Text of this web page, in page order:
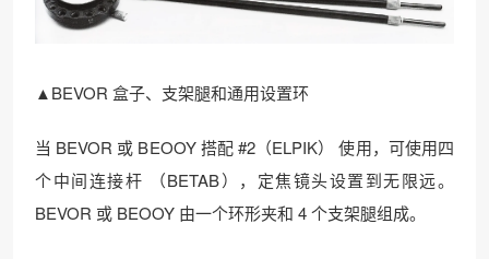
▲BEVOR 盒子、支架腿和通用设置环
当 BEVOR 或 BEOOY 搭配 #2（ELPIK） 使用，可使用四
个中间连接杆 （BETAB），定焦镜头设置到无限远。
BEVOR 或 BEOOY 由一个环形夹和 4 个支架腿组成。